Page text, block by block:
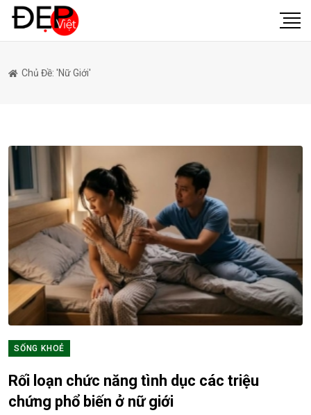
Chủ Đề: 'nữ Giới'
SỐNG KHOẺ
Rối loạn chức năng tình dục các triệu
chứng phổ biến ở nữ giới